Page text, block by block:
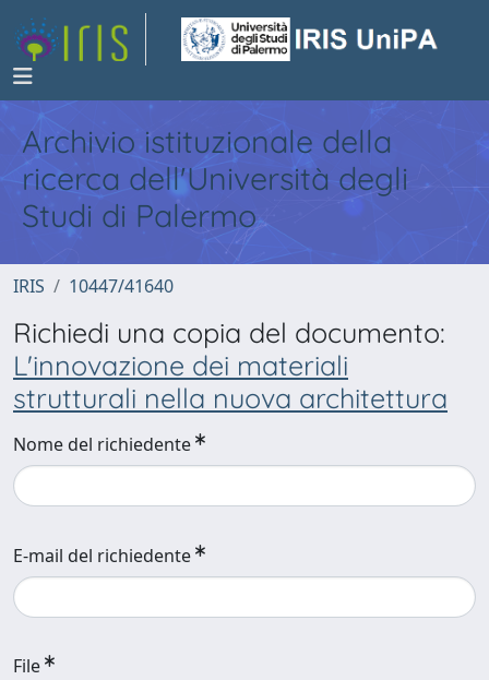
Archivio istituzionale della
ricerca dell'Università degli
Studi di Palermo
IRIS 10447/41640
Richiedi una copia del documento:
L'innovazione dei materiali
strutturali nella nuova architettura
Nome del richiedente
E-mail del richiedente
File